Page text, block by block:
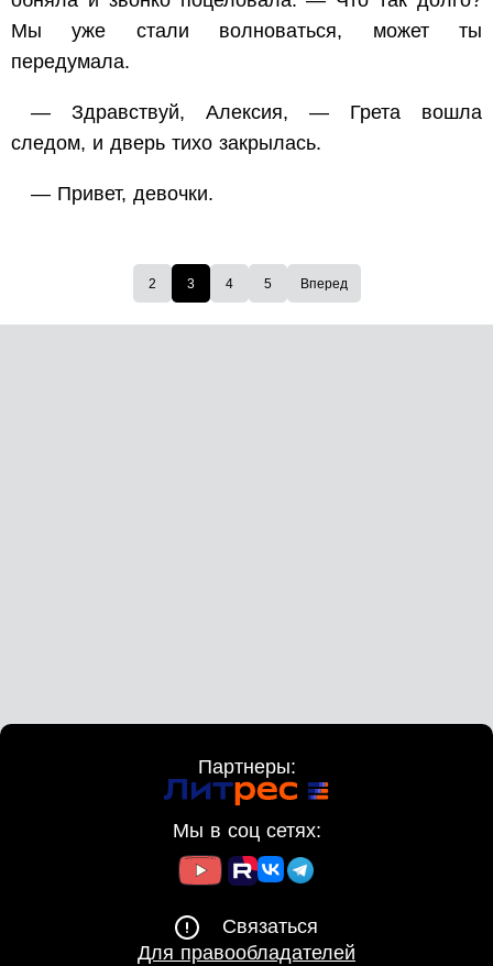
Мы уже стали волноваться, может ты
передумала.
— Здравствуй, Алексия, — Грета вошла
следом, и дверь тихо закрылась.
— Привет, девочки.
2 3 4 5 Вперед
Партнеры:
Мы в соц сетях:
Связаться
Для правообладателей